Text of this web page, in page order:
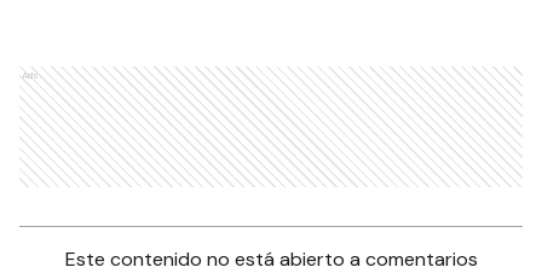
Ads
Este contenido no está abierto a comentarios